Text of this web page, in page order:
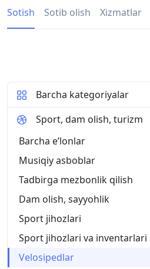
Sotish Sotib olish Xizmatlar
Barcha kategoriyalar
Sport, dam olish, turizm
Barcha eʼlonlar
Musiqiy asboblar
Tadbirga mezbonlik qilish
Dam olish, sayyohlik
Sport jihozlari
Sport jihozlari va inventarlari
Velosipedlar